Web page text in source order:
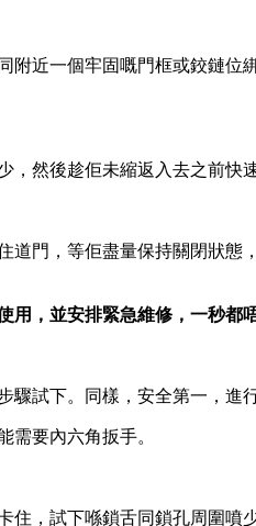
附近一個牢固嘅門框或鉸鏈
然後趁佢未縮返入去之前快
道門，等佢盡量保持關閉狀
，並安排緊急維修，一秒都唔
試下。同樣，安全第一，進
需要內六角扳手。
，試下喺鎖舌同鎖孔周圍